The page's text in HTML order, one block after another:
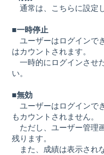
通常は、こちらに設定
■一時停止
ユーザーはログインで
はカウントされます。
一時的にログインさせ
い。
■無効
ユーザーはログインで
もカウントされません。
ただし、ユーザー管理
残ります。
また、成績は表示され